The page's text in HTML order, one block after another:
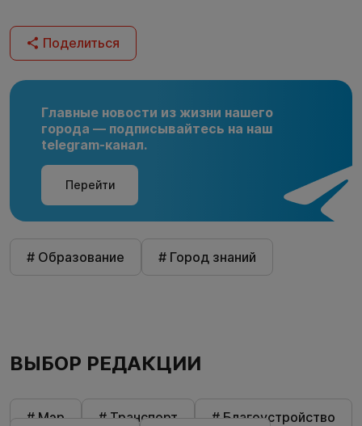
Поделиться
Главные новости из жизни нашего
города — подписывайтесь на наш
telegram-канал.
Перейти
# Образование # Город знаний
ВЫБОР РЕДАКЦИИ
# Мэр # Транспорт
# Благоустройство